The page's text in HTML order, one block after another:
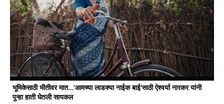
भूमिकेसाठी भीतीवर मात…‘आमच्या लाडक्या नाईक बाई'साठी ऐश्वर्या नारकर यांनी
पुन्हा हाती घेतली सायकल